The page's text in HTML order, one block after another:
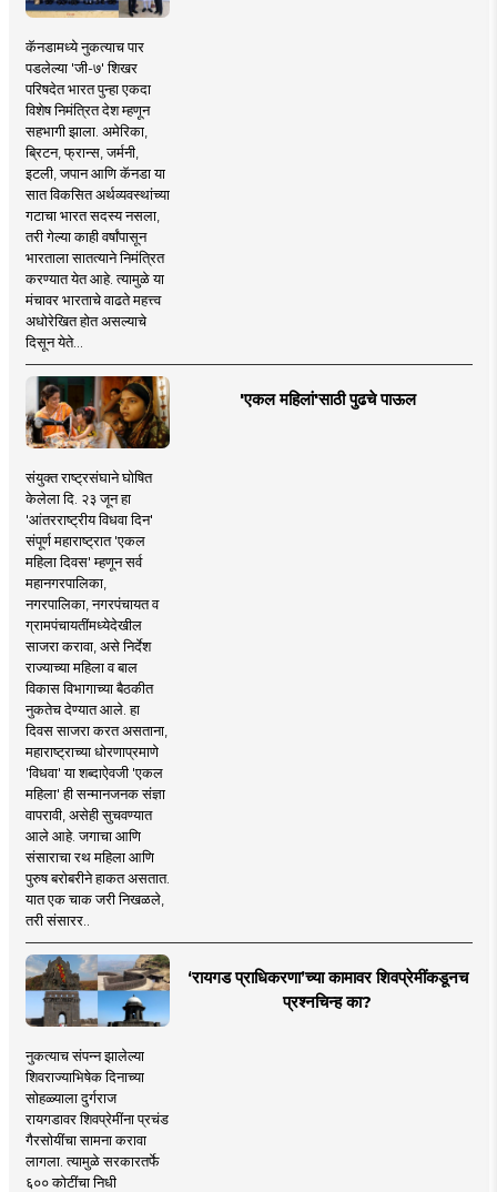
कॅनडामध्ये नुकत्याच पार
पडलेल्या 'जी-७' शिखर
परिषदेत भारत पुन्हा एकदा
विशेष निमंत्रित देश म्हणून
सहभागी झाला. अमेरिका,
ब्रिटन, फ्रान्स, जर्मनी,
इटली, जपान आणि कॅनडा या
सात विकसित अर्थव्यवस्थांच्या
गटाचा भारत सदस्य नसला,
तरी गेल्या काही वर्षांपासून
भारताला सातत्याने निमंत्रित
करण्यात येत आहे. त्यामुळे या
मंचावर भारताचे वाढते महत्त्व
अधोरेखित होत असल्याचे
दिसून येते...
'एकल महिलां'साठी पुढचे पाऊल
संयुक्त राष्ट्रसंघाने घोषित
केलेला दि. २३ जून हा
'आंतरराष्ट्रीय विधवा दिन'
संपूर्ण महाराष्ट्रात 'एकल
महिला दिवस' म्हणून सर्व
महानगरपालिका,
नगरपालिका, नगरपंचायत व
ग्रामपंचायतींमध्येदेखील
साजरा करावा, असे निर्देश
राज्याच्या महिला व बाल
विकास विभागाच्या बैठकीत
नुकतेच देण्यात आले. हा
दिवस साजरा करत असताना,
महाराष्ट्राच्या धोरणाप्रमाणे
'विधवा' या शब्दाऐवजी 'एकल
महिला' ही सन्मानजनक संज्ञा
वापरावी, असेही सुचवण्यात
आले आहे. जगाचा आणि
संसाराचा रथ महिला आणि
पुरुष बरोबरीने हाकत असतात.
यात एक चाक जरी निखळले,
तरी संसारर..
‘रायगड प्राधिकरणा’च्या कामावर शिवप्रेमींकडूनच
प्रश्नचिन्ह का?
नुकत्याच संपन्न झालेल्या
शिवराज्याभिषेक दिनाच्या
सोहळ्याला दुर्गराज
रायगडावर शिवप्रेमींना प्रचंड
गैरसोयींचा सामना करावा
लागला. त्यामुळे सरकारतर्फे
६०० कोटींचा निधी